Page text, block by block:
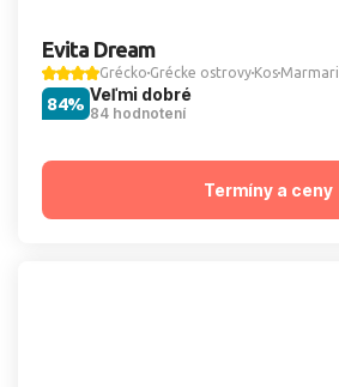
Evita Dream
Grécko Grécke ostrovy Kos Marmari
Veľmi dobré
84 hodnotení
84%
Termíny a ceny